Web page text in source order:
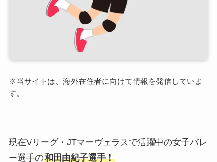
※当サイトは、海外在住者に向けて情報を発信していま
す。
現在Vリーグ・JTマーヴェラスで活躍中の女子バレ
ー選手の和田由紀子選手！